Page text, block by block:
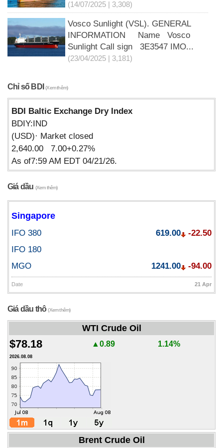
(14/07/2025 | 3,308)
Vosco Sunlight (VSL). GENERAL
INFORMATION Name Vosco
Sunlight Call sign 3E3547 IMO...
(23/04/2025 | 3,181)
Chỉ số BDI(Xem thêm)
BDI Baltic Exchange Dry Index
BDIY:IND
(USD)· Market closed
2,640.00 7.00+0.27%
As of7:59 AM EDT 04/21/26.
Giá dầu (Xem thêm)
Singapore
IFO 380 619.00
-22.50
IFO 180
MGO
1241.00 -94.00
Date 21 Apr
Giá dầu thô(Xem thêm)
WTI Crude Oil
$78.18 ▲0.89 1.14%
2026.08.08
Brent Crude Oil